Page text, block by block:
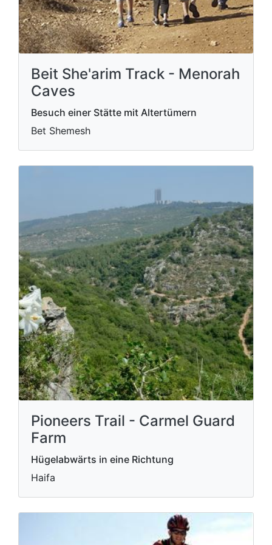
Beit She'arim Track - Menorah
Caves
Besuch einer Stätte mit Altertümern
Bet Shemesh
Pioneers Trail - Carmel Guard
Farm
Hügelabwärts in eine Richtung
Haifa